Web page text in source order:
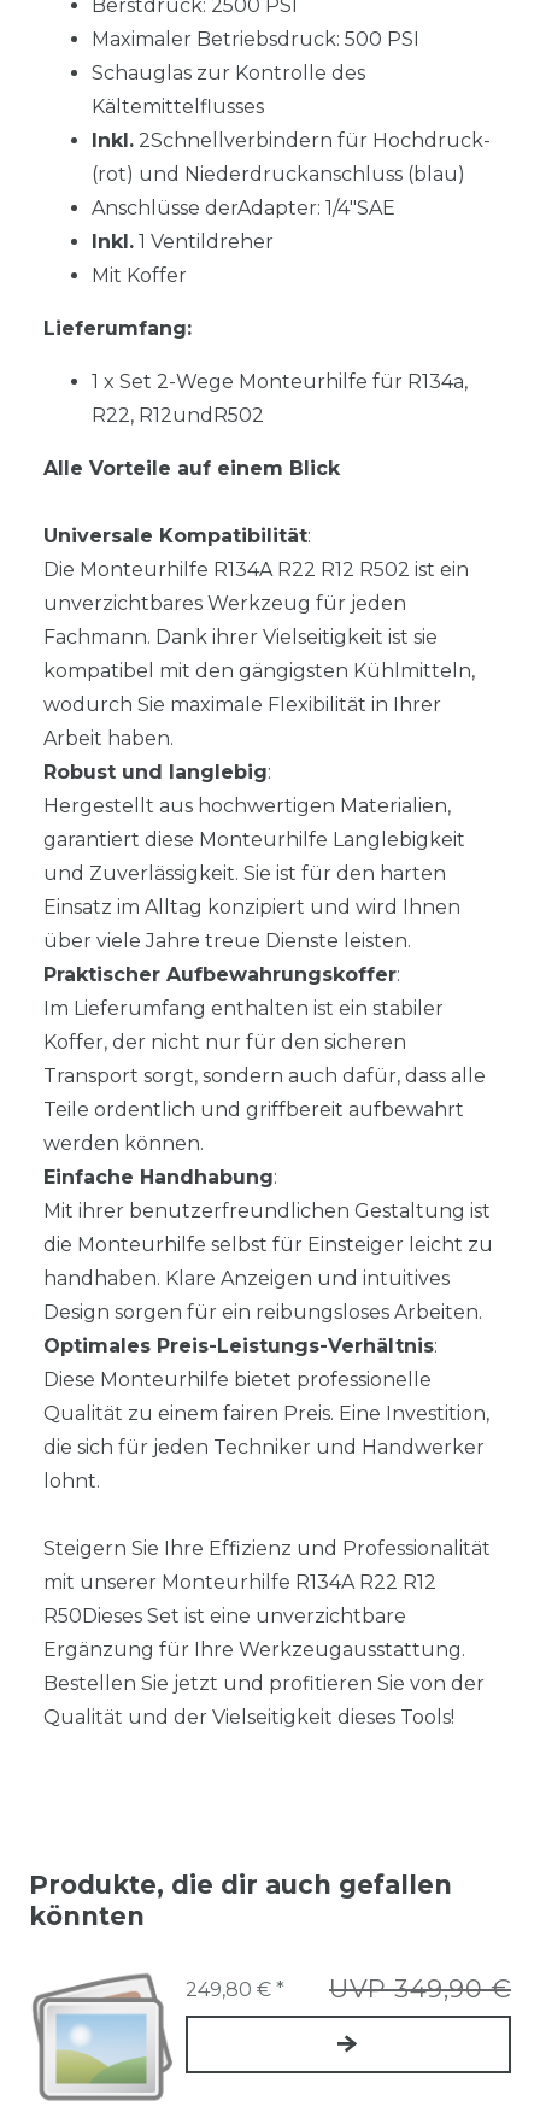
Berstdruck: 2500 PSI
Maximaler Betriebsdruck: 500 PSI
Schauglas zur Kontrolle des
Kältemittelflusses
Inkl. 2Schnellverbindern für Hochdruck-
(rot) und Niederdruckanschluss (blau)
Anschlüsse derAdapter: 1/4"SAE
Inkl. 1 Ventildreher
Mit Koffer
Lieferumfang:
1 x Set 2-Wege Monteurhilfe für R134a,
R22, R12undR502
Alle Vorteile auf einem Blick
Universale Kompatibilität:
Die Monteurhilfe R134A R22 R12 R502 ist ein
unverzichtbares Werkzeug für jeden
Fachmann. Dank ihrer Vielseitigkeit ist sie
kompatibel mit den gängigsten Kühlmitteln,
wodurch Sie maximale Flexibilität in Ihrer
Arbeit haben.
Robust und langlebig:
Hergestellt aus hochwertigen Materialien,
garantiert diese Monteurhilfe Langlebigkeit
und Zuverlässigkeit. Sie ist für den harten
Einsatz im Alltag konzipiert und wird Ihnen
über viele Jahre treue Dienste leisten.
Praktischer Aufbewahrungskoffer:
Im Lieferumfang enthalten ist ein stabiler
Koffer, der nicht nur für den sicheren
Transport sorgt, sondern auch dafür, dass alle
Teile ordentlich und griffbereit aufbewahrt
werden können.
Einfache Handhabung:
Mit ihrer benutzerfreundlichen Gestaltung ist
die Monteurhilfe selbst für Einsteiger leicht zu
handhaben. Klare Anzeigen und intuitives
Design sorgen für ein reibungsloses Arbeiten.
Optimales Preis-Leistungs-Verhältnis:
Diese Monteurhilfe bietet professionelle
Qualität zu einem fairen Preis. Eine Investition,
die sich für jeden Techniker und Handwerker
lohnt.
Steigern Sie Ihre Effizienz und Professionalität
mit unserer Monteurhilfe R134A R22 R12
R50Dieses Set ist eine unverzichtbare
Ergänzung für Ihre Werkzeugausstattung.
Bestellen Sie jetzt und profitieren Sie von der
Qualität und der Vielseitigkeit dieses Tools!
Produkte, die dir auch gefallen
könnten
UVP 349,90 €
249,80 € *